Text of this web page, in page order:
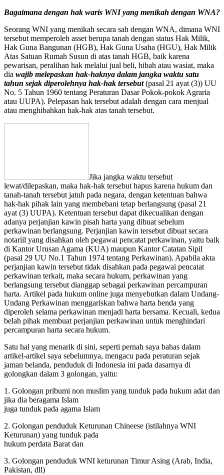
Bagaimana dengan hak waris WNI yang menikah dengan WNA?
Seorang WNI yang menikah secara sah dengan WNA, dimana WNI
tersebut memperoleh asset berupa tanah dengan status Hak Milik,
Hak Guna Bangunan (HGB), Hak Guna Usaha (HGU), Hak Milik
Atas Satuan Rumah Susun di atas tanah HGB, baik karena
pewarisan, peralihan hak melalui jual beli, hibah atau wasiat, maka
dia wajib melepaskan hak-haknya dalam jangka waktu satu
tahun sejak diperolehnya hak-hak tersebut(pasal 21 ayat (3)) UU
No. 5 Tahun 1960 tentang Peraturan Dasar Pokok-pokok Agraria
atau UUPA). Pelepasan hak tersebut adalah dengan cara menjual
atau menghibahkan hak-hak atas tanah tersebut.
Jika jangka waktu tersebut
lewat/dilepaskan, maka hak-hak tersebut hapus karena hukum dan
tanah-tanah tersebut jatuh pada negara, dengan ketentuan bahwa
hak-hak pihak lain yang membebani tetap berlangsung (pasal 21
ayat (3) UUPA). Ketentuan tersebut dapat dikecualikan dengan
adanya perjanjian kawin pisah harta yang dibuat sebelum
perkawinan berlangsung. Perjanjian kawin tersebut dibuat secara
notariil yang disahkan oleh pegawai pencatat perkawinan, yaitu baik
di Kantor Urusan Agama (KUA) maupun Kantor Catatan Sipil
(pasal 29 UU No.1 Tahun 1974 tentang Perkawinan). Apabila akta
perjanjian kawin tersebut tidak disahkan pada pegawai pencatat
perkawinan terkait, maka secara hukum, perkawinan yang
berlangsung tersebut dianggap sebagai perkawinan percampuran
harta. Artikel pada hukum online juga menyebutkan dalam Undang-
Undang Perkawinan menggariskan bahwa harta benda yang
diperoleh selama perkawinan menjadi harta bersama. Kecuali, kedua
belah pihak membuat perjanjian perkawinan untuk menghindari
percampuran harta secara hukum.
Satu hal yang menarik di sini, seperti pernah saya bahas dalam
artikel-artikel saya sebelumnya, mengacu pada peraturan sejak
jaman belanda, penduduk di Indonesia ini pada dasarnya di
golongkan dalam 3 golongan, yaitu:
1. Golongan pribumi non muslim yang tunduk pada hukum adat dan
jika dia beragama Islam
juga tunduk pada agama Islam
2. Golongan penduduk Keturunan Chineese (istilahnya WNI
Keturunan) yang tunduk pada
hukum perdata Barat dan
3. Golongan penduduk WNI keturunan Timur Asing (Arab, India,
Pakistan, dll)